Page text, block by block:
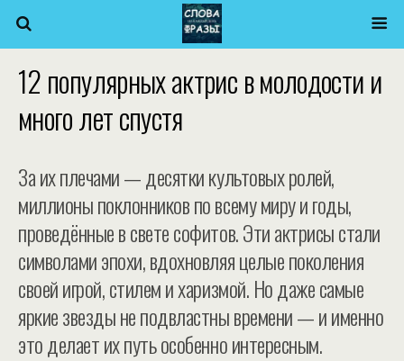
12 популярных актрис в молодости и
много лет спустя
За их плечами — десятки культовых ролей,
миллионы поклонников по всему миру и годы,
проведённые в свете софитов. Эти актрисы стали
символами эпохи, вдохновляя целые поколения
своей игрой, стилем и харизмой. Но даже самые
яркие звезды не подвластны времени — и именно
это делает их путь особенно интересным.